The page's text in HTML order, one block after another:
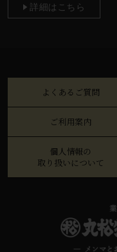
詳細はこちら
よくあるご質問
ご利用案内
個人情報の
取り扱いについて